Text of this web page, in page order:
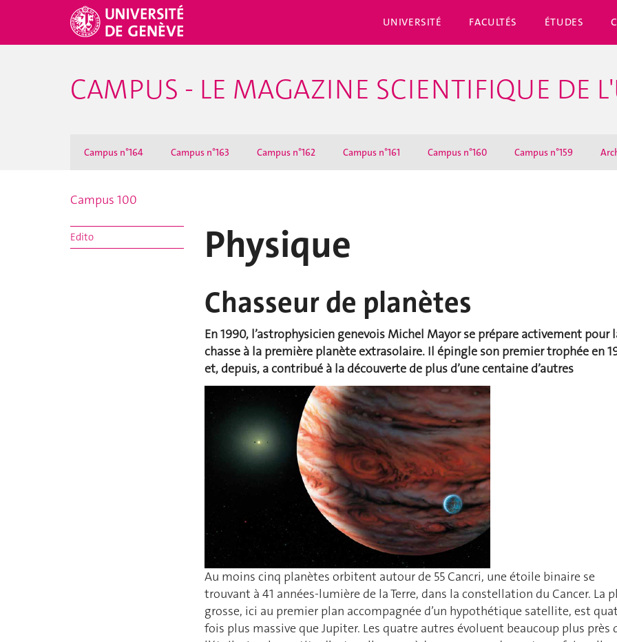
UNIVERSITÉ FACULTÉS ÉTUDES
CAMPUS - LE MAGAZINE SCIENTIFIQUE DE
Campus n°164 Campus n°163 Campus n°162 Campus n°161 Campus n°160 Campus n°159
Campus 100
Edito Physique
Chasseur de planètes
En 1990, l’astrophysicien genevois Michel Mayor se prépare activement pour
chasse à la première planète extrasolaire. Il épingle son premier trophée en
et, depuis, a contribué à la découverte de plus d’une centaine d’autres
Au moins cinq planètes orbitent autour de 55 Cancri, une étoile binaire se
trouvant à 41 années-lumière de la Terre, dans la constellation du Cancer. La
grosse, ici au premier plan accompagnée d’un hypothétique satellite, est
fois plus massive que Jupiter. Les quatre autres évoluent beaucoup plus près